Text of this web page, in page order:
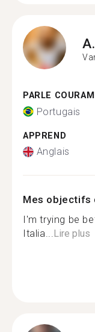
A.
PARLE
Portugais
APPREND
Anglais
Mes objectifs
I'm trying be
Italia...Lire plus